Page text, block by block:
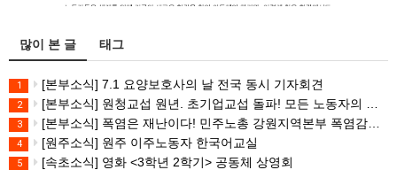
많이 본 글 태그
1 [본부소식] 7.1 요양보호사의 날 전국 동시 기자회견
2 [본부소식] 원청교섭 원년. 초기업교섭 돌파! 모든 노동자의 노동기본권 쟁취! 민주노총 7.15 총파업대회
3 [본부소식] 폭염은 재난이다! 민주노총 강원지역본부 폭염감시단 선포 기자회견
4 [원주소식] 원주 이주노동자 한국어교실
5 [속초소식] 영화 <3학년 2학기> 공동체 상영회